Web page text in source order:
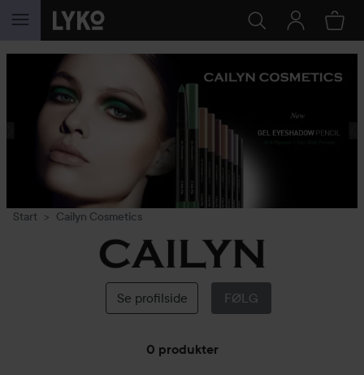
GÅ TIL INNHOLD
Start Cailyn Cosmetics
Cailyn
Cosmetics
Se profilside FØLG
0 produkter